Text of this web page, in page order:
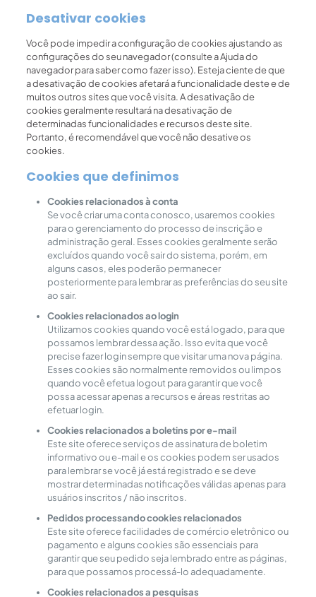
Desativar cookies
Você pode impedir a configuração de cookies ajustando as
configurações do seu navegador (consulte a Ajuda do
navegador para saber como fazer isso). Esteja ciente de que
a desativação de cookies afetará a funcionalidade deste e de
muitos outros sites que você visita. A desativação de
cookies geralmente resultará na desativação de
determinadas funcionalidades e recursos deste site.
Portanto, é recomendável que você não desative os
cookies.
Cookies que definimos
Cookies relacionados à conta
Se você criar uma conta conosco, usaremos cookies
para o gerenciamento do processo de inscrição e
administração geral. Esses cookies geralmente serão
excluídos quando você sair do sistema, porém, em
alguns casos, eles poderão permanecer
posteriormente para lembrar as preferências do seu site
ao sair.
Cookies relacionados ao login
Utilizamos cookies quando você está logado, para que
possamos lembrar dessa ação. Isso evita que você
precise fazer login sempre que visitar uma nova página.
Esses cookies são normalmente removidos ou limpos
quando você efetua logout para garantir que você
possa acessar apenas a recursos e áreas restritas ao
efetuar login.
Cookies relacionados a boletins por e-mail
Este site oferece serviços de assinatura de boletim
informativo ou e-mail e os cookies podem ser usados ​​
para lembrar se você já está registrado e se deve
mostrar determinadas notificações válidas apenas para
usuários inscritos / não inscritos.
Pedidos processando cookies relacionados
Este site oferece facilidades de comércio eletrônico ou
pagamento e alguns cookies são essenciais para
garantir que seu pedido seja lembrado entre as páginas,
para que possamos processá-lo adequadamente.
Cookies relacionados a pesquisas